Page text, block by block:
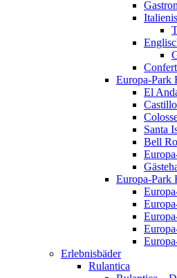
Europa-Park
El
Santa
Bell
Europa-Park
Erlebnisbäder
Rulantica